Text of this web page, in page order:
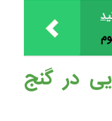
در گنج